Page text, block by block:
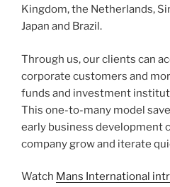
Kingdom, the Netherlands,
Japan and Brazil.
Through us, our clients can
corporate customers and
funds and investment
This one-to-many model
early business development
company grow and iterate
Watch Mans International